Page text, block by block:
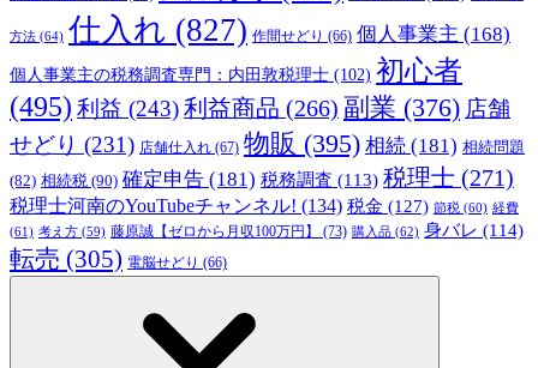
方法 (64) 仕入れ (827) 作間せどり (66) 個人事業主 (168)
個人事業主の税務調査専門：内田敦税理士 (102) 初心者
(495) 利益 (243)利益商品 (266) 副業 (376) 店舗
せどり (231) 店舗仕入れ (67) 物販 (395) 相続 (181) 相続問題
(82) 相続税 (90) 確定申告 (181) 税務調査 (113) 税理士 (271)
税理士河南のYouTubeチャンネル! (134) 税金 (127) 節税 (60) 経費
(61) 考え方 (59) 藤原誠【ゼロから月収100万円】 (73) 購入品 (62) 身バレ (114)
転売 (305) 電脳せどり (66)